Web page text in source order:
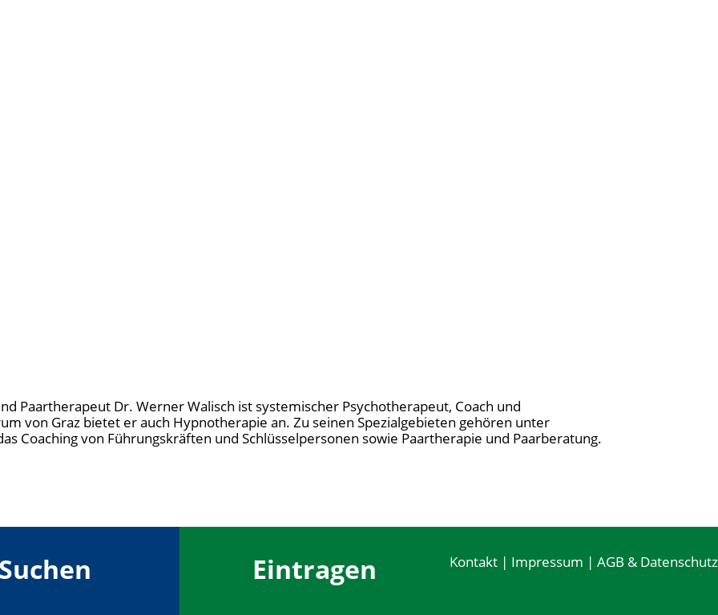
Paartherapeut Dr. Werner Walisch ist systemischer Psychotherapeut, Coach und
von Graz bietet er auch Hypnotherapie an. Zu seinen Spezialgebieten gehören unter
Coaching von Führungskräften und Schlüsselpersonen sowie Paartherapie und Paarberatung.
Suchen Eintragen Kontakt| Impressum | AGB & Datenschutz